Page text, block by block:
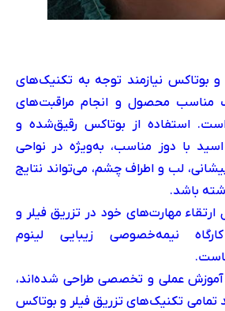
و بوتاکس‌ نیازمند توجه به تکنیک‌های
مناسب محصول و انجام مراقبت‌های
استفاده از بوتاکس رقیق‌شده و
اسید با دوز مناسب، به‌ویژه در نواحی
لب و اطراف چشم، می‌تواند نتایج
باشد.
ارتقاء مهارت‌های خود در تزریق فیلر و
نیمه‌خصوصی زیبایی لینوم
آموزش عملی و تخصصی طراحی شده‌اند،
تمامی تکنیک‌های تزریق فیلر و بوتاکس